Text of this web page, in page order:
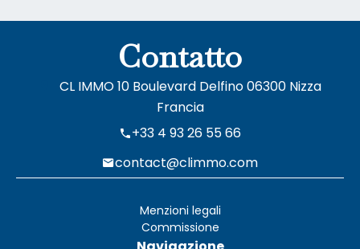
Contatto
CL IMMO10 Boulevard Delfino06300 Nizza
Francia
+33 4 93 26 55 66
contact@climmo.com
Menzioni legali
Commissione